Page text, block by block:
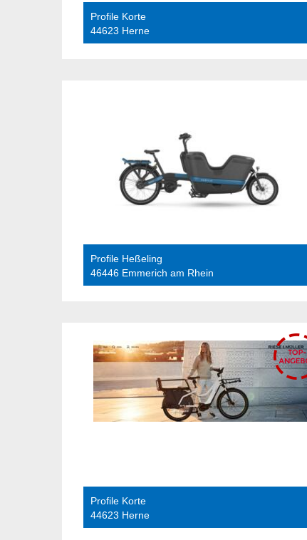
Profile Korte
44623 Herne
Profile Heßeling
46446 Emmerich am Rhein
Profile Korte
44623 Herne